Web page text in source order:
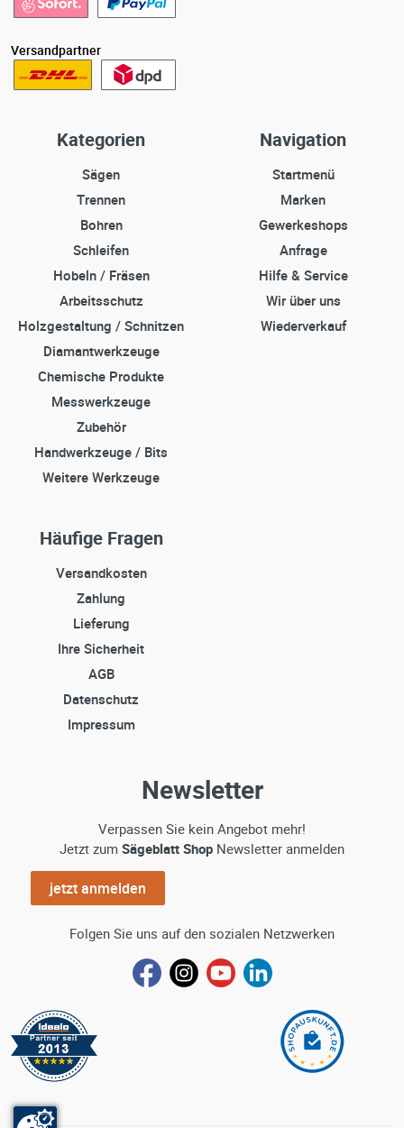
Versandpartner
Kategorien
Sägen
Trennen
Bohren
Schleifen
Hobeln / Fräsen
Arbeitsschutz
Holzgestaltung / Schnitzen
Diamantwerkzeuge
Chemische Produkte
Messwerkzeuge
Zubehör
Handwerkzeuge / Bits
Weitere Werkzeuge
Navigation
Startmenü
Marken
Gewerkeshops
Anfrage
Hilfe & Service
Wir über uns
Wiederverkauf
Häufige Fragen
Versandkosten
Zahlung
Lieferung
Ihre Sicherheit
AGB
Datenschutz
Impressum
Newsletter
Verpassen Sie kein Angebot mehr!
Jetzt zum Sägeblatt Shop Newsletter anmelden
jetzt anmelden
Folgen Sie uns auf den sozialen Netzwerken